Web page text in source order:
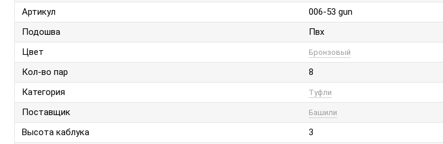
Артикул
006-53 gun
Подошва
Пвх
Цвет
Бронзовый
Кол-во пар
8
Категория
Туфли
Поставщик Башили
Высота каблука
3